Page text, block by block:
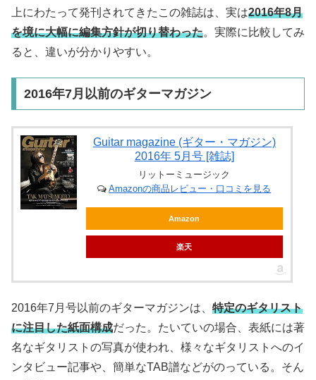
上にわたって発刊されてきたこの雑誌は、実は2016年8月
を境に大幅に編集方針が切り替わった。実際に比較してみ
ると、違いが分かりやすい。
2016年7月以前のギターマガジン
Guitar magazine (ギター・マガジン)
2016年 5月号 [雑誌]
リットーミュージック
Amazonの商品レビュー・口コミを見る
Amazon
楽天
2016年7月号以前のギターマガジンは、 特定のギタリスト
に注目した紙面構成だった。たいていの場合、表紙には著
名なギタリストの写真が使われ、様々なギタリストへのイ
ンタビュー記事や、簡単なTAB譜などがのっている。そん